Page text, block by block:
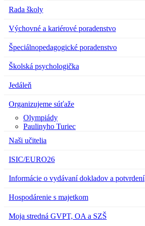
Rada školy
Výchovné a kariérové poradenstvo
Špeciálnopedagogické poradenstvo
Školská psychologička
Jedáleň
Organizujeme súťaže
Olympiády
Paulinyho Turiec
Naši učitelia
ISIC/EURO26
Informácie o vydávaní dokladov a potvrdení
Hospodárenie s majetkom
Moja stredná GVPT, OA a SZŠ